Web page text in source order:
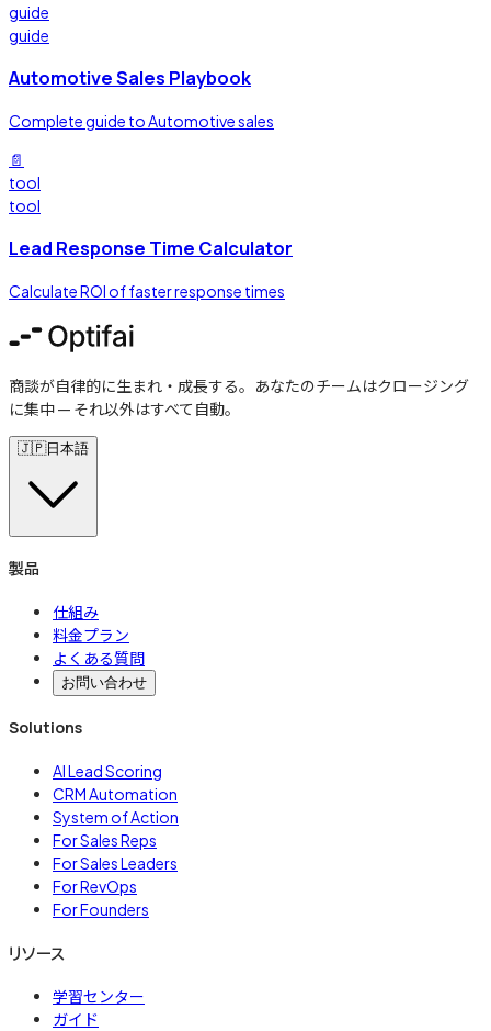
guide
guide
Automotive Sales Playbook
Complete guide to Automotive sales
📄
tool
tool
Lead Response Time Calculator
Calculate ROI of faster response times
商談が自律的に生まれ・成長する。あなたのチームはクロージング
に集中 — それ以外はすべて自動。
🇯🇵日本語
製品
仕組み
料金プラン
よくある質問
お問い合わせ
Solutions
AI Lead Scoring
CRM Automation
System of Action
For Sales Reps
For Sales Leaders
For RevOps
For Founders
リソース
学習センター
ガイド